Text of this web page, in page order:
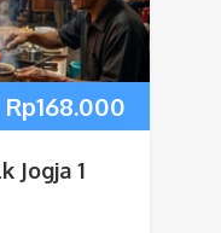
Rp168.000
Jogja 1